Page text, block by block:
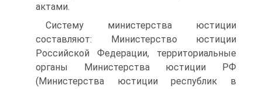
актами.
Систему министерства юстиции
составляют: Министерство юстиции
Российской Федерации, территориальные
органы Министерства юстиции РФ
(Министерства юстиции республик в